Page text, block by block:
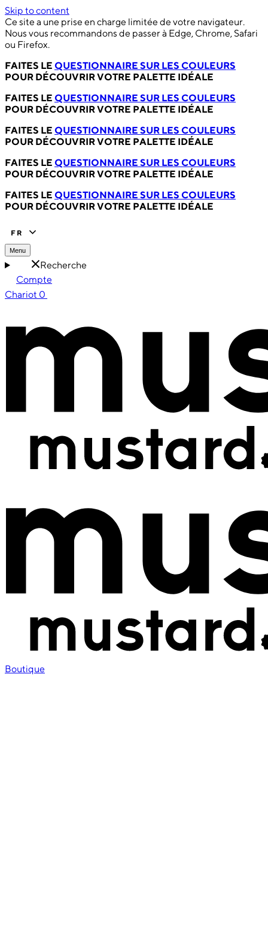
Skip to content
Ce site a une prise en charge limitée de votre navigateur.
Nous vous recommandons de passer à Edge, Chrome, Safari
ou Firefox.
FAITES LE QUESTIONNAIRE SUR LES COULEURS
POUR DÉCOUVRIR VOTRE PALETTE IDÉALE
FAITES LE QUESTIONNAIRE SUR LES COULEURS
POUR DÉCOUVRIR VOTRE PALETTE IDÉALE
FAITES LE QUESTIONNAIRE SUR LES COULEURS
POUR DÉCOUVRIR VOTRE PALETTE IDÉALE
FAITES LE QUESTIONNAIRE SUR LES COULEURS
POUR DÉCOUVRIR VOTRE PALETTE IDÉALE
FAITES LE QUESTIONNAIRE SUR LES COULEURS
POUR DÉCOUVRIR VOTRE PALETTE IDÉALE
FR
Menu
Recherche
Compte
Chariot 0
Boutique